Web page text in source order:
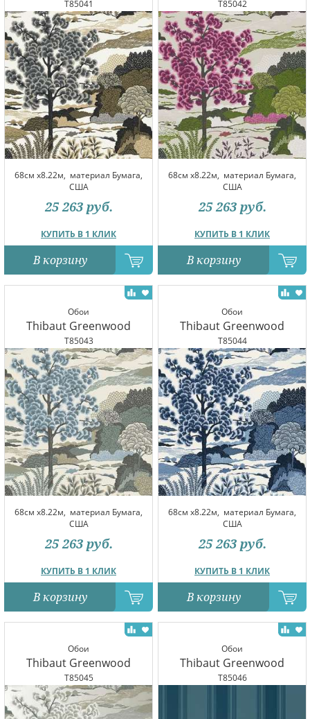
T85041
68см x8.22м, материал Бумага,
США
КУПИТЬ В 1 КЛИК
25 263 руб.
В корзину
T85042
68см x8.22м, материал Бумага,
США
КУПИТЬ В 1 КЛИК
25 263 руб.
В корзину
Обои
Thibaut Greenwood
T85043
68см x8.22м, материал Бумага,
США
КУПИТЬ В 1 КЛИК
25 263 руб.
В корзину
Обои
Thibaut Greenwood
T85044
68см x8.22м, материал Бумага,
США
КУПИТЬ В 1 КЛИК
25 263 руб.
В корзину
Обои
Thibaut Greenwood
T85045
Обои
Thibaut Greenwood
T85046